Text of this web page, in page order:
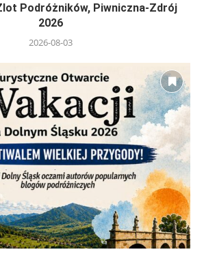
Podróżników, Piwniczna-Zdrój
2026
2026-08-03